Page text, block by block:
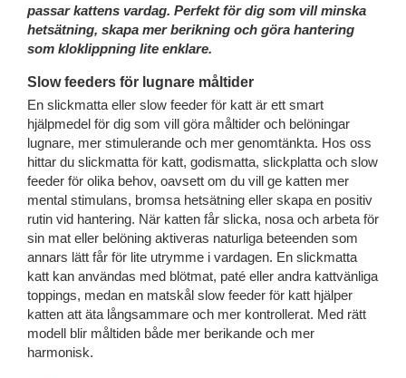
passar kattens vardag. Perfekt för dig som vill minska
hetsätning, skapa mer berikning och göra hantering
som kloklippning lite enklare.
Slow feeders för lugnare måltider
En slickmatta eller slow feeder för katt är ett smart
hjälpmedel för dig som vill göra måltider och belöningar
lugnare, mer stimulerande och mer genomtänkta. Hos oss
hittar du slickmatta för katt, godismatta, slickplatta och slow
feeder för olika behov, oavsett om du vill ge katten mer
mental stimulans, bromsa hetsätning eller skapa en positiv
rutin vid hantering. När katten får slicka, nosa och arbeta för
sin mat eller belöning aktiveras naturliga beteenden som
annars lätt får för lite utrymme i vardagen. En slickmatta
katt kan användas med blötmat, paté eller andra kattvänliga
toppings, medan en matskål slow feeder för katt hjälper
katten att äta långsammare och mer kontrollerat. Med rätt
modell blir måltiden både mer berikande och mer
harmonisk.